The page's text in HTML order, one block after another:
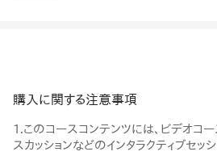
購入に関する注意事項
1.このコースコンテンツには、ビデオコー
スカッションなどのインタラクティブセッ